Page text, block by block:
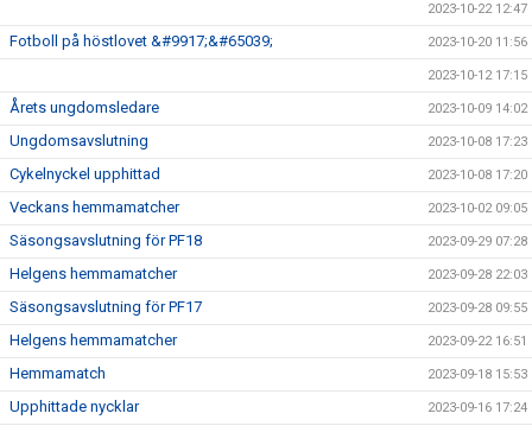
2023-10-22 12:47
Fotboll på höstlovet &#9917;&#65039; 2023-10-20 11:56
2023-10-12 17:15
Årets ungdomsledare 2023-10-09 14:02
Ungdomsavslutning 2023-10-08 17:23
Cykelnyckel upphittad 2023-10-08 17:20
Veckans hemmamatcher 2023-10-02 09:05
Säsongsavslutning för PF18 2023-09-29 07:28
Helgens hemmamatcher 2023-09-28 22:03
Säsongsavslutning för PF17 2023-09-28 09:55
Helgens hemmamatcher 2023-09-22 16:51
Hemmamatch 2023-09-18 15:53
Upphittade nycklar 2023-09-16 17:24